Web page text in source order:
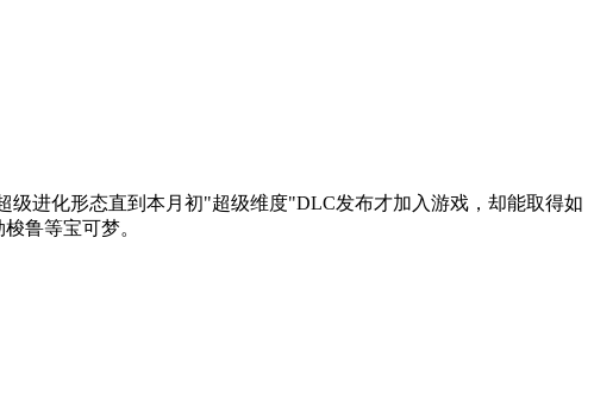
进化形态直到本月初"超级维度"DLC发布才加入游戏，却能取得如
鲁等宝可梦。